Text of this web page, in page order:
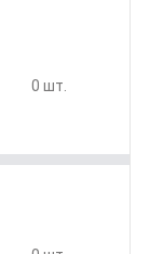
0 шт.